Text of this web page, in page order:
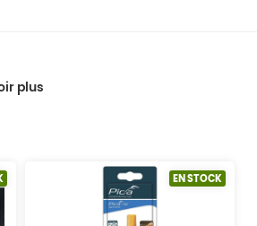
plus
EN STOCK